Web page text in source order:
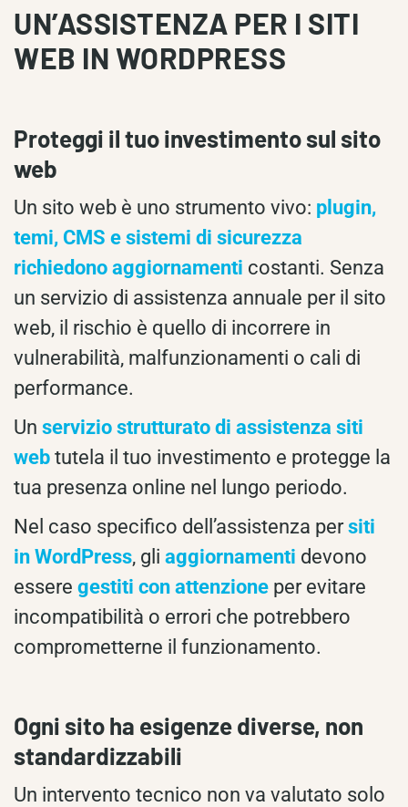
UN’ASSISTENZA PER I SITI
WEB IN WORDPRESS
Proteggi il tuo investimento sul sito
web
Un sito web è uno strumento vivo: plugin,
temi, CMS e sistemi di sicurezza
richiedono aggiornamenti costanti. Senza
un servizio di assistenza annuale per il sito
web, il rischio è quello di incorrere in
vulnerabilità, malfunzionamenti o cali di
performance.
Un servizio strutturato di assistenza siti
web tutela il tuo investimento e protegge la
tua presenza online nel lungo periodo.
Nel caso specifico dell’assistenza persiti
in WordPress, gli aggiornamenti devono
essere gestiti con attenzione per evitare
incompatibilità o errori che potrebbero
comprometterne il funzionamento.
Ogni sito ha esigenze diverse, non
standardizzabili
Un intervento tecnico non va valutato solo